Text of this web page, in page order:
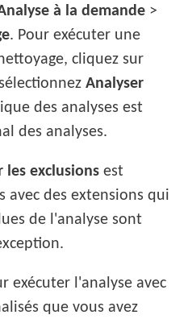
à la demande >
. Pour exécuter une
cliquez sur
Analyser
des analyses est
des analyses.
les exclusions est
avec des extensions qui
de l'analyse sont
exécuter l'analyse avec
que vous avez